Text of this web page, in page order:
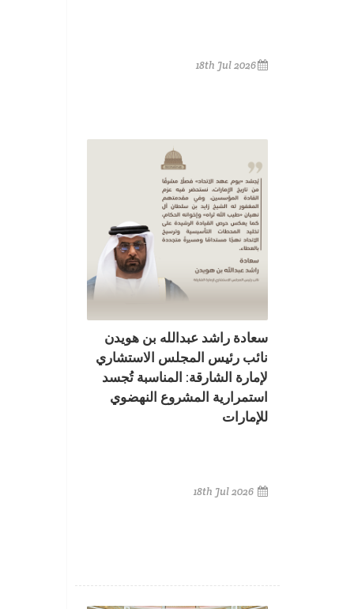
18th Jul 2026
سعادة راشد عبدالله بن هويدن
نائب رئيس المجلس الاستشاري
لإمارة الشارقة: المناسبة تُجسد
استمرارية المشروع النهضوي
للإمارات